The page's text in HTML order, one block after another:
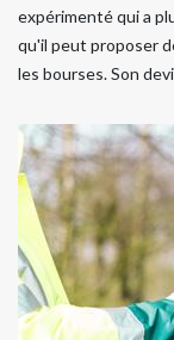
expérimenté qui a
qu'il peut proposer
les bourses. Son